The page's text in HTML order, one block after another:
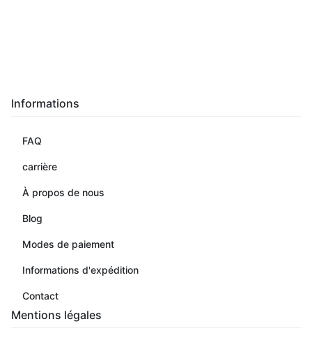
Informations
FAQ
carrière
À propos de nous
Blog
Modes de paiement
Informations d'expédition
Contact
Mentions légales